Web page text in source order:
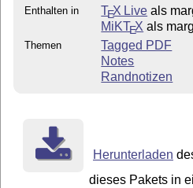
Enthalten in TEX Live als
MiKTEX als
Themen
Tagged PDF
Notes
Randnotizen
Herunterladen
dieses Pakets in